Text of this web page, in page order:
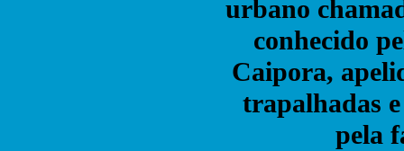
urbano
conhecido
Caipora,
trapalhadas
pela